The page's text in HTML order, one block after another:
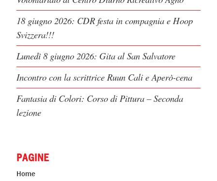
18 giugno 2026: CDR festa in compagnia e Hoop
Svizzera!!!
Lunedì 8 giugno 2026: Gita al San Salvatore
Incontro con la scrittrice Ruun Cali e Aperò-cena
Fantasia di Colori: Corso di Pittura – Seconda
lezione
PAGINE
Home